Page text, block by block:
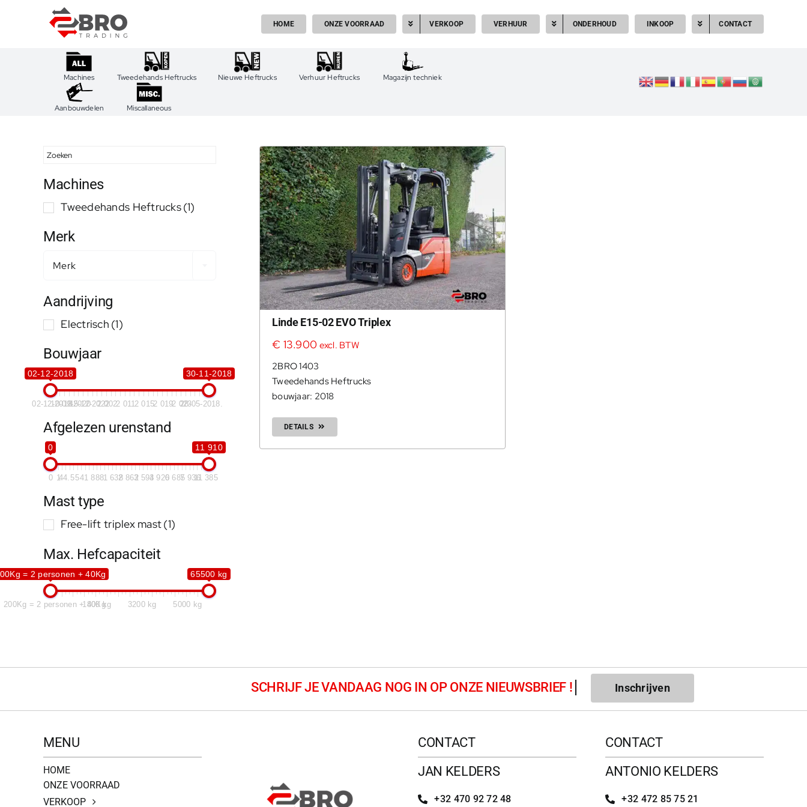
HOME ONZE VOORRAAD VERKOOP VERHUUR ONDERHOUD INKOOP CONTACT
Machines Tweedehands Heftrucks Nieuwe Heftrucks Verhuur Heftrucks Magazijn techniek
Aanbouwdelen Miscallaneous
Linde E15-02 EVO Triplex
€ 13.900 excl. BTW
2BRO 1403
Tweedehands Heftrucks
bouwjaar: 2018
DETAILS
Machines
Tweedehands Heftrucks(1)
Merk
Merk
Aandrijving
Electrisch (1)
Bouwjaar
02-12-2018 30-11-2018
02-12-2018
10-09-2020
15-12-2022
2 0022 0112 0152 0192 023
28-05-2018.
Afgelezen urenstand
0 11 910
0 144.5541 8881 6382 8623 5934 9206 6857 93611 385
Mast type
Free-lift triplex mast(1)
Max. Hefcapaciteit
= 2 personen + 40Kg 65500 kg
200Kg = 2 personen + 40Kg
1800 kg 3200 kg 5000 kg
Inschrijven
MENU
HOME
ONZE VOORRAAD
VERKOOP
CONTACT
JAN KELDERS
+32 470 92 72 48
CONTACT
ANTONIO KELDERS
+32 472 85 75 21